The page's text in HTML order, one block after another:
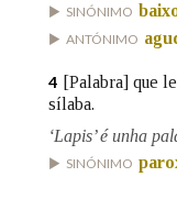
Nos exemplos
Na fraseoloxía
SINÓNIMO
ANTÓNIMO
4 [Palabra] que
sílaba.
‘Lapis’ é unha
SINÓNIMO